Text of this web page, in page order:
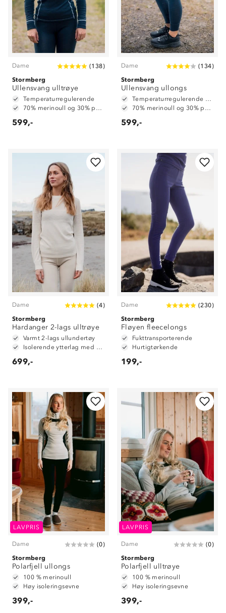
Dame (138)
Stormberg
Ullensvang ulltrøye
Temperaturregulerende
70% merinoull og 30% polyester
599,-
Dame (134)
Stormberg
Ullensvang ullongs
Temperaturregulerende 4-veisstretch
70% merinoull og 30% polyester
599,-
Dame (4)
Stormberg
Hardanger 2-lags ulltrøye
Varmt 2-lags ullundertøy
Isolerende ytterlag med 70 % ull og 30 % polyester
699,-
Dame (230)
Stormberg
Fløyen fleecelongs
Fukttransporterende
Hurtigtørkende
199,-
LAVPRIS
Dame (0)
Stormberg
Polarfjell ullongs
100 % merinoull
Høy isoleringsevne
399,-
LAVPRIS
Dame (0)
Stormberg
Polarfjell ulltrøye
100 % merinoull
Høy isoleringsevne
399,-